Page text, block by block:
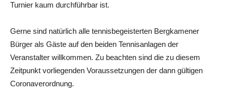
Turnier kaum durchführbar ist.
Gerne sind natürlich alle tennisbegeisterten Bergkamener
Bürger als Gäste auf den beiden Tennisanlagen der
Veranstalter willkommen. Zu beachten sind die zu diesem
Zeitpunkt vorliegenden Voraussetzungen der dann gültigen
Coronaverordnung.